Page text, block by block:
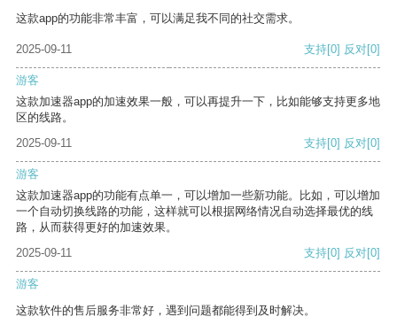
这款app的功能非常丰富，可以满足我不同的社交需求。
2025-09-11 支持[0] 反对[0]
游客
这款加速器app的加速效果一般，可以再提升一下，比如能够支持更多地
区的线路。
2025-09-11
支持[0] 反对[0]
游客
这款加速器app的功能有点单一，可以增加一些新功能。比如，可以增加
一个自动切换线路的功能，这样就可以根据网络情况自动选择最优的线
路，从而获得更好的加速效果。
2025-09-11
支持[0] 反对[0]
游客
这款软件的售后服务非常好，遇到问题都能得到及时解决。